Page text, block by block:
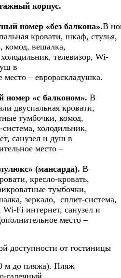
корпус.
номер «без балкона».В
кровати, шкаф, стулья,
комод, вешалка,
телевизор, Wi-
в
– еврораскладушка.
номер «с балконом». В
двуспальная кровати,
тумбочки, комод,
холодильник,
санузел и душ в
место –
(мансарда). В
кресло-кровать,
тумбочки,
зеркало, сплит-система,
Wi-Fi интернет, санузел и
место –
доступности от гостиницы
м до пляжа). Пляж
галечный.